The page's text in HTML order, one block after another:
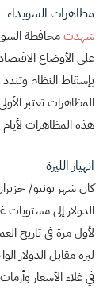
مظاهرات السويداء
شهدتمحافظة
على الأوضاع
بإسقاط النظام وتندد
هذه المظاهرات
انهيار الليرة
كان شهر يونيو/
ليرة مقابل الدولار
في غلاء الأسعار